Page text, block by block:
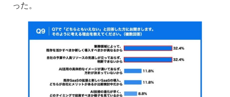
った。